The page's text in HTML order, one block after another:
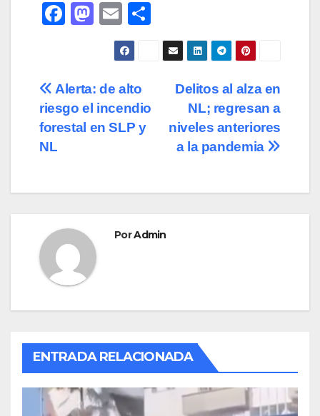
F
e
b
o
M
o
d
o
E
m
ail
o
m
tir
Navegación
de
entradas
Delitos al alza en
NL; regresan a
niveles anteriores
a la pandemia
Alerta: de alto
riesgo el incendio
forestal en SLP y
NL
PorAdmin
ENTRADA RELACIONADA